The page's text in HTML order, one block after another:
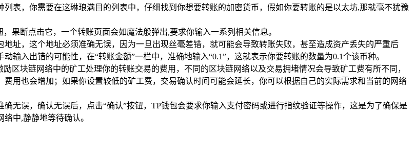
表，你需要在这琳琅满目的列表中，仔细找到你想要转账的加密货币，假如你要转账的是以太坊,那就毫不犹豫
果断点击它，一个转账页面会如魔法般弹出,要求你输入一系列相关信息。
址，这个地址必须准确无误，因为一旦出现丝毫差错，就可能会导致转账失败，甚至造成资产丢失的严重后
输入出错的可能性，在“转账金额”一栏中，准确地输入“0.1”，这就表示你要转账的数量为0.1个该币种。
区块链网络中的矿工处理你的转账交易的费用，不同的区块链网络以及交易拥堵情况会导致矿工费有所不同，
用也会增加；如果你设置较低的矿工费，交易确认时间可能会延长，你可以根据自己的实际需求和当前的网络
无误，确认无误后，点击“确认”按钮，TP钱包会要求你输入支付密码或进行指纹验证等操作，这是为了确保是
中,静静地等待确认。